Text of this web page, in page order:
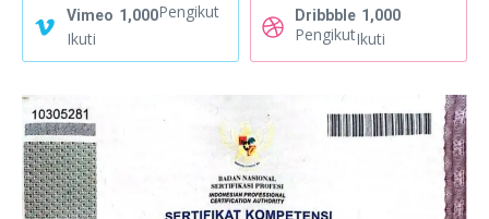
Vimeo 1,000Pengikut
Ikuti
Dribbble 1,000
PengikutIkuti